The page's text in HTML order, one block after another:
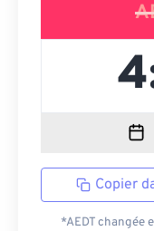
Copier
*AEDT changée